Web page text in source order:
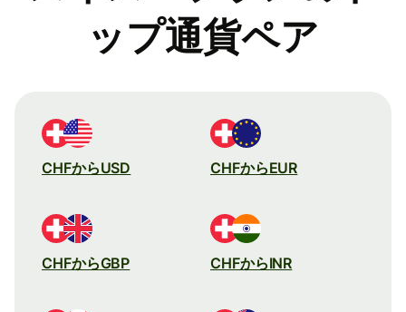
ップ通貨ペア
CHFからUSD CHFからEUR
CHFからGBP CHFからINR